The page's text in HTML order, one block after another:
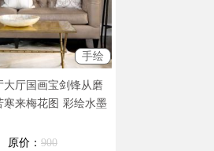
手绘
厅国画宝剑锋从磨
来梅花图 彩绘水墨
原价： 900